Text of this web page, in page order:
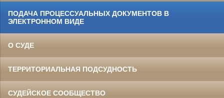
ПОДАЧА ПРОЦЕССУАЛЬНЫХ ДОКУМЕНТОВ В
ЭЛЕКТРОННОМ ВИДЕ
О СУДЕ
ТЕРРИТОРИАЛЬНАЯ ПОДСУДНОСТЬ
СУДЕЙСКОЕ СООБЩЕСТВО